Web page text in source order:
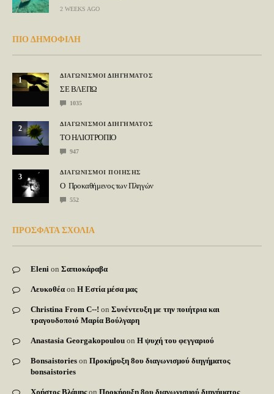
2 WEEKS AGO
ΠΙΟ ΔΗΜΟΦΙΛΗ
1
ΔΙΑΓΩΝΙΣΜΟΙ ΔΙΗΓΗΜΑΤΟΣ
ΣΕ ΒΛΕΠΩ
1035
2
ΔΙΑΓΩΝΙΣΜΟΙ ΔΙΗΓΗΜΑΤΟΣ
ΤΟ ΗΛΙΟΤΡΟΠΙΟ
947
3
ΔΙΑΓΩΝΙΣΜΟΙ ΠΟΙΗΣΗΣ
Ο Προκαθήμενος των Πληγών
552
ΠΡΟΣΦΑΤΑ ΣΧΟΛΙΑ
Eleni on Σαπιοκάραβα
Λευκοθέα on Η Εστία μέσα μας
Christina From C--! on Συνέντευξη με την ποιήτρια και
τραγουδοποιό Μαρία Βούλγαρη
Anastasia Georgakopoulou on Η ψυχή του φεγγαριού
Bonsaistories on Προκήρυξη 8ου διαγωνισμού διηγήματος
bonsaistories
Χρήστος Βλάμηςon Προκήρυξη 8ου διαγωνισμού διηγήματος